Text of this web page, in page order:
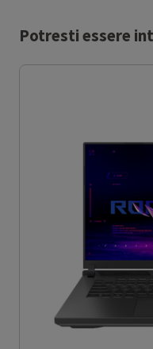
Potresti essere